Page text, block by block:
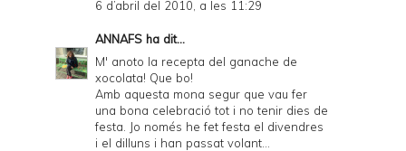
6 d’abril del 2010, a les 11:29
ANNAFS ha dit...
M' anoto la recepta del ganache de
xocolata! Que bo!
Amb aquesta mona segur que vau fer
una bona celebració tot i no tenir dies de
festa. Jo només he fet festa el divendres
i el dilluns i han passat volant...